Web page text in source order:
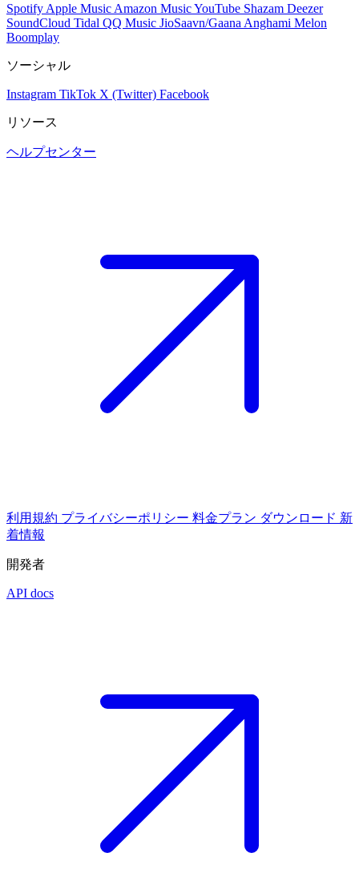
Spotify Apple Music Amazon MusicYouTube Shazam Deezer
SoundCloud Tidal QQ Music JioSaavn/Gaana Anghami Melon
Boomplay
ソーシャル
Instagram TikTok X (Twitter) Facebook
リソース
ヘルプセンター
利用規約 プライバシーポリシー 料金プラン ダウンロード 新
着情報
開発者
API docs